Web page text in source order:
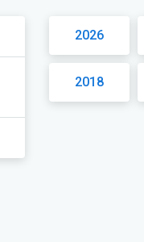
2026
2018